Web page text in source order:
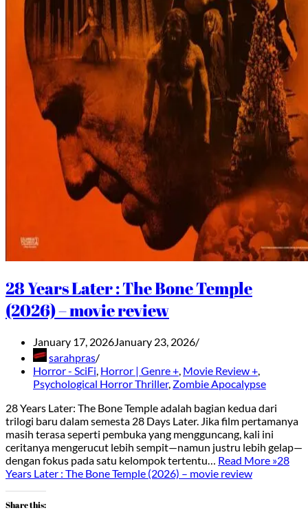
28 Years Later : The Bone Temple
(2026) – movie review
January 17, 2026January 23, 2026
sarahpras
Horror - SciFi, Horror | Genre +, Movie Review +,
Psychological Horror Thriller, Zombie Apocalypse
28 Years Later: The Bone Temple adalah bagian kedua dari
trilogi baru dalam semesta 28 Days Later. Jika film pertamanya
masih terasa seperti pembuka yang mengguncang, kali ini
ceritanya mengerucut lebih sempit—namun justru lebih gelap—
dengan fokus pada satu kelompok tertentu… Read More »28
Years Later : The Bone Temple (2026) – movie review
Share this: